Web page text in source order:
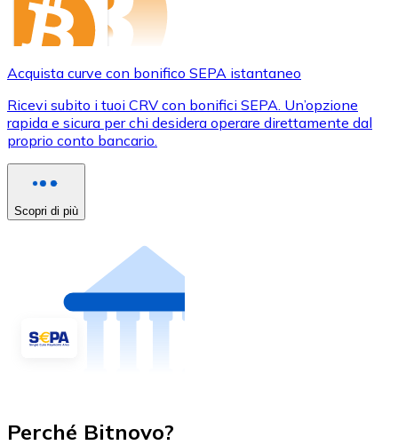
Acquista curve con bonifico SEPA istantaneo
Ricevi subito i tuoi CRV con bonifici SEPA. Un’opzione
rapida e sicura per chi desidera operare direttamente dal
proprio conto bancario.
Scopri di più
Perché Bitnovo?